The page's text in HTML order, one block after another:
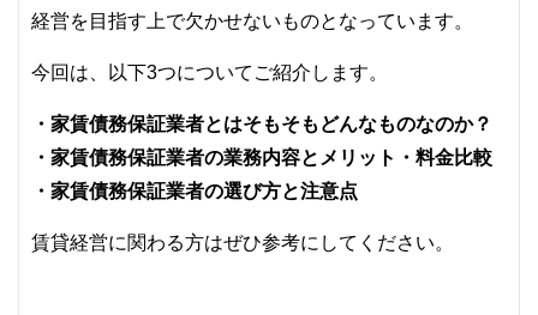
経営を目指す上で欠かせないものとなっています。
今回は、以下3つについてご紹介します。
・家賃債務保証業者とはそもそもどんなものなのか？
・家賃債務保証業者の業務内容とメリット・料金比較
・家賃債務保証業者の選び方と注意点
賃貸経営に関わる方はぜひ参考にしてください。